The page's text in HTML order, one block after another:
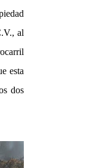
al
esta
dos